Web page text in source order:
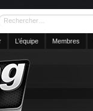
L’équipe Membres